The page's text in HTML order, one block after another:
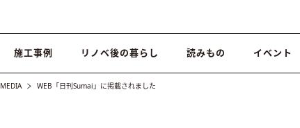
施工事例 リノベ後の暮らし 読みもの イベント
MEDIA WEB「日刊Sumai」に掲載されました